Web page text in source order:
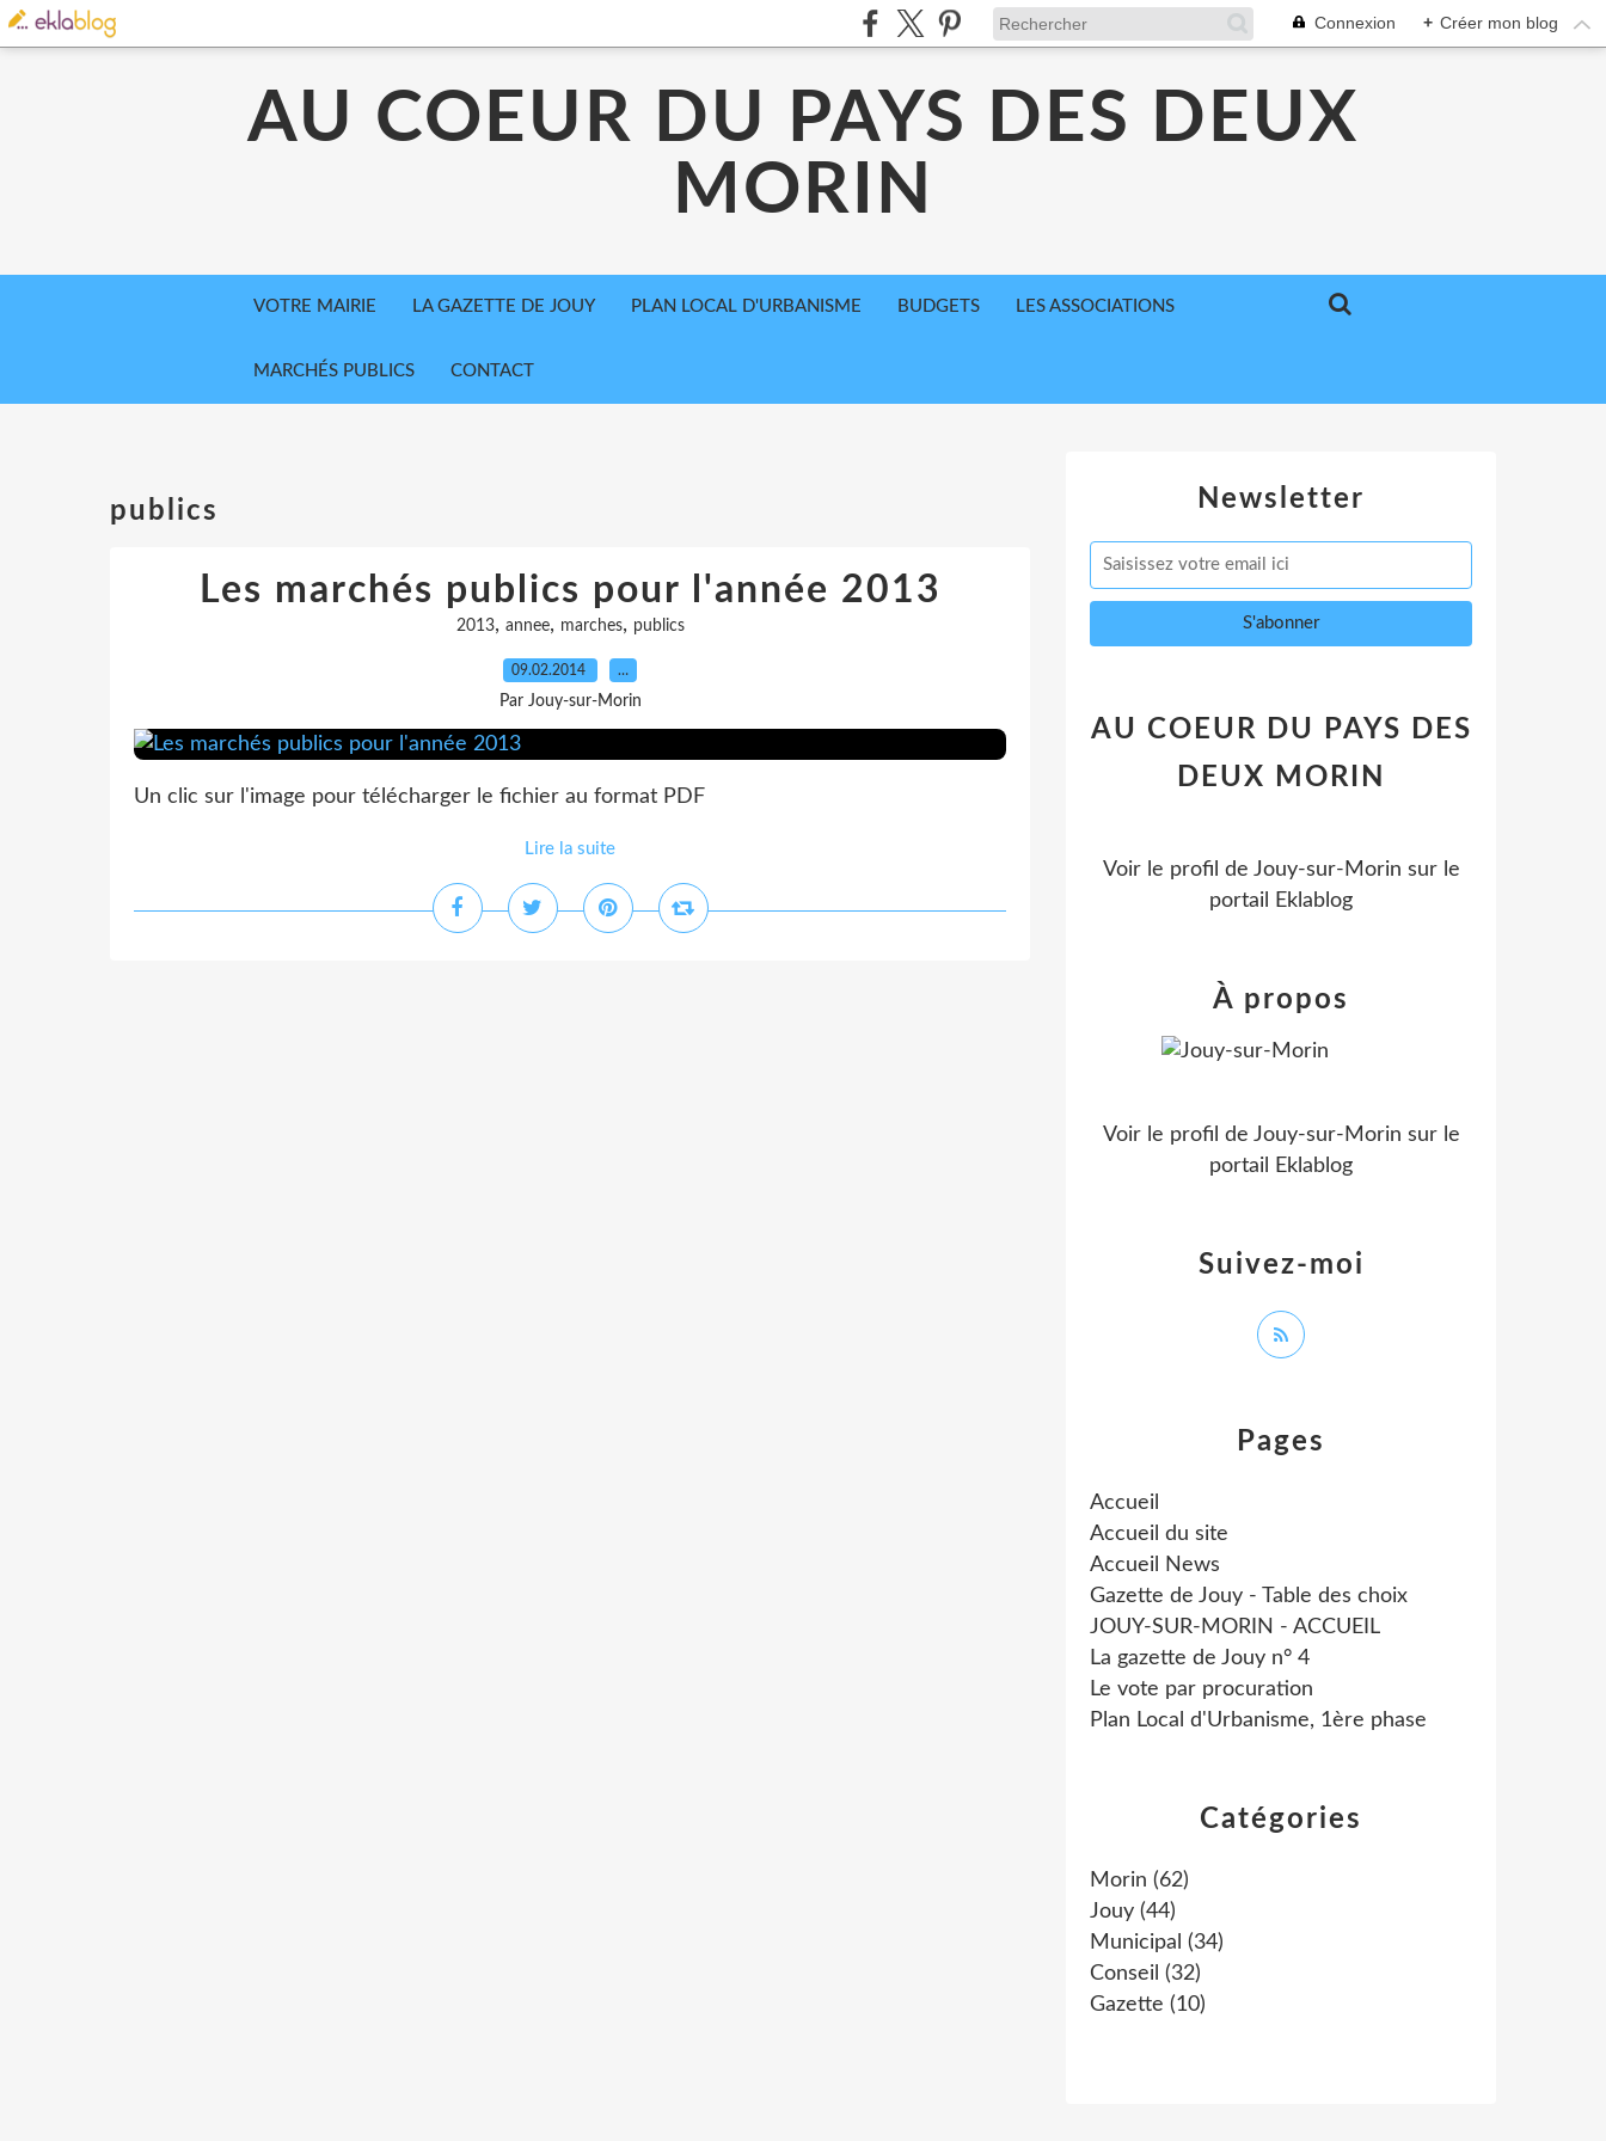
Connexion + Créer mon blog
AU COEUR DU PAYS DES DEUX
MORIN
VOTRE MAIRIE LA GAZETTE DE JOUY PLAN LOCAL D'URBANISME BUDGETS LES ASSOCIATIONS
MARCHÉS PUBLICS CONTACT
publics
Les marchés publics pour l'année 2013
2013, annee, marches, publics
09.02.2014 …
Par Jouy-sur-Morin
Un clic sur l'image pour télécharger le fichier au format PDF
Lire la suite
Newsletter
Catégories
Morin (62)
Jouy (44)
Municipal (34)
Conseil (32)
Gazette (10)
Pages
Accueil
Accueil du site
Accueil News
Gazette de Jouy - Table des choix
JOUY-SUR-MORIN - ACCUEIL
La gazette de Jouy n° 4
Le vote par procuration
Plan Local d'Urbanisme, 1ère phase
AU COEUR DU PAYS DES
DEUX MORIN
Voir le profil de Jouy-sur-Morin sur le
portail Eklablog
Suivez-moi
À propos
Voir le profil de Jouy-sur-Morin sur le
portail Eklablog